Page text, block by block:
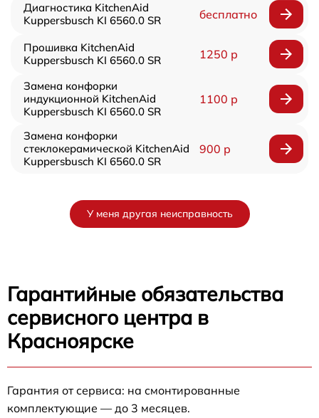
Диагностика KitchenAid
Kuppersbusch KI 6560.0 SR
бесплатно
Прошивка KitchenAid
Kuppersbusch KI 6560.0 SR
1250 р
Замена конфорки
индукционной KitchenAid
Kuppersbusch KI 6560.0 SR
1100 р
Замена конфорки
стеклокерамической KitchenAid
Kuppersbusch KI 6560.0 SR
900 р
У меня другая неисправность
Гарантийные обязательства
сервисного центра в
Красноярске
Гарантия от сервиса: на смонтированные
комплектующие — до 3 месяцев.